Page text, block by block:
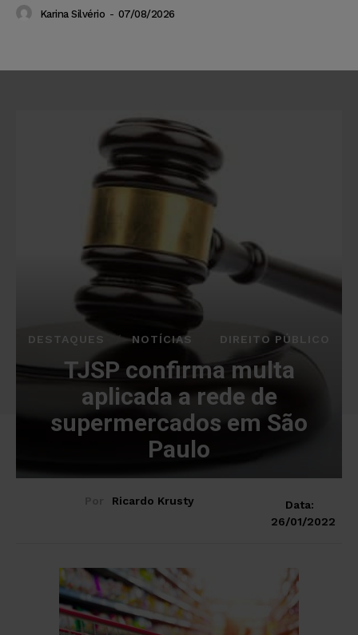
Karina Silvério - 07/08/2026